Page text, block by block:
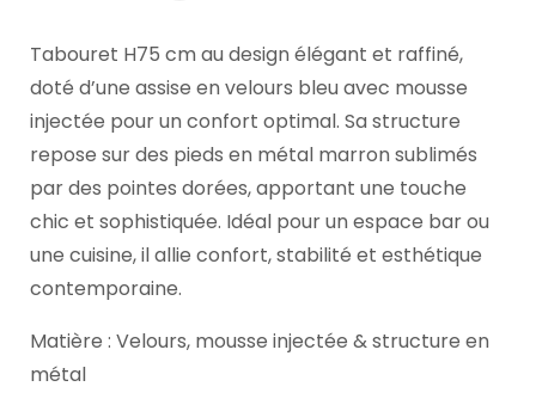
Tabouret H75 cm au design élégant et raffiné,
doté d’une assise en velours bleu avec mousse
injectée pour un confort optimal. Sa structure
repose sur des pieds en métal marron sublimés
par des pointes dorées, apportant une touche
chic et sophistiquée. Idéal pour un espace bar ou
une cuisine, il allie confort, stabilité et esthétique
contemporaine.
Matière : Velours, mousse injectée & structure en
métal